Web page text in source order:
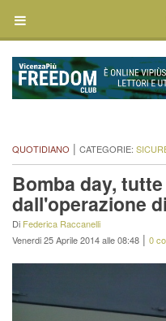
QUOTIDIANO | CATEGORIE:
Bomba day,
dall'operazione
Di Federica Raccanelli
Venerdi 25 Aprile 2014 alle 08:48 | 0